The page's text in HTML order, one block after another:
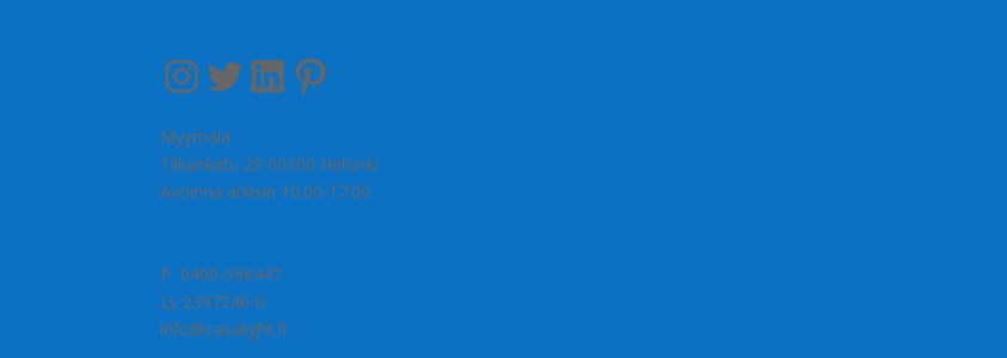
InstagramTwitter LinkedIn Pinterest
Myymälä
Tilkankatu 29 00300 Helsinki
Avoinna arkisin 10.00-17.00
P 0400-998447
Ly 2397240-0
info@casalight.fi